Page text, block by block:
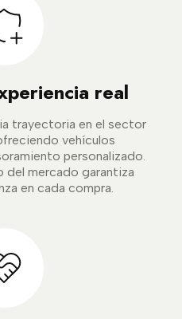
real
trayectoria en el sector
vehículos
personalizado.
mercado garantiza
en cada compra.